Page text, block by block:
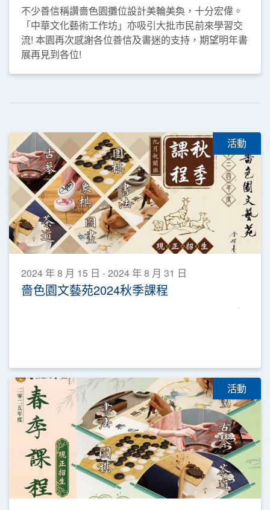
不少善信稱讚嗇色園攤位設計美輪美奐，十分宏偉。
「中華文化藝術工作坊」亦吸引大批市民前來學習交
流! 本園再次感謝各位善信及書迷的支持，期望明年書
展再見到各位!
活動
2024 年 8 月 15 日 - 2024 年 8 月 31 日
嗇色園文藝苑2024秋季課程
活動